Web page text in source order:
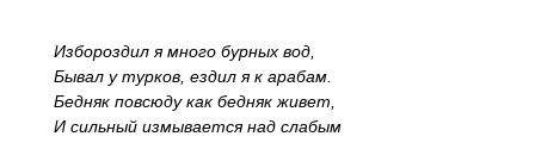
Избороздил я много бурных вод,
Бывал у турков, ездил я к арабам.
Бедняк повсюду как бедняк живет,
И сильный измывается над слабым